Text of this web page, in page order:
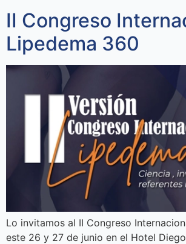
II Congreso
Lipedema 360
Lo invitamos al II Congreso
este 26 y 27 de junio en el Hotel